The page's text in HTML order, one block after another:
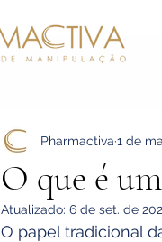
O que é
Pharmactiva 1 de
Atualizado: 6 de set. de
O papel tradicional